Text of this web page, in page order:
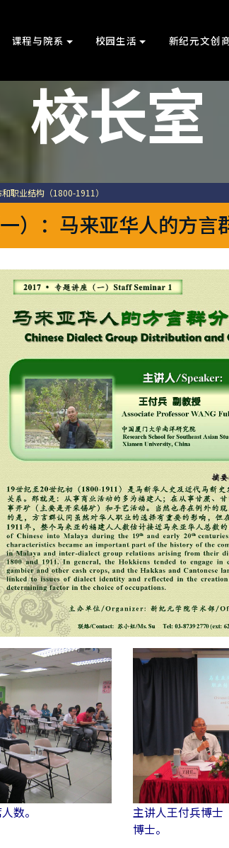
课程与院系 校园生活 新纪元文创
校长室
职业结构（1800-1911）
）：马来亚华人的方言
数。
主讲人王付兵博士
博士。